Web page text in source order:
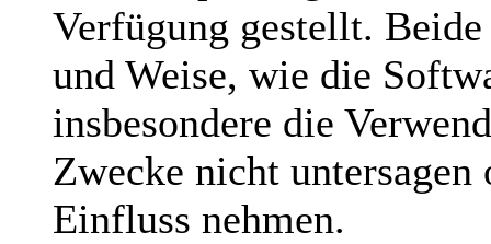
Verfügung gestellt.
und Weise, wie die
insbesondere die
Zwecke nicht
Einfluss nehmen.